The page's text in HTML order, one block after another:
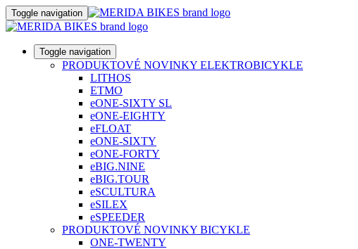
Toggle navigation
Toggle navigation
PRODUKTOVÉ NOVINKY ELEKTROBICYKLE
LITHOS
ETMO
eONE-SIXTY SL
eONE-EIGHTY
eFLOAT
eONE-SIXTY
eONE-FORTY
eBIG.NINE
eBIG.TOUR
eSCULTURA
eSILEX
eSPEEDER
PRODUKTOVÉ NOVINKY BICYKLE
ONE-TWENTY